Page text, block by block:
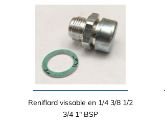
Reniflard vissable en 1/4 3/8 1/2
3/4 1" BSP